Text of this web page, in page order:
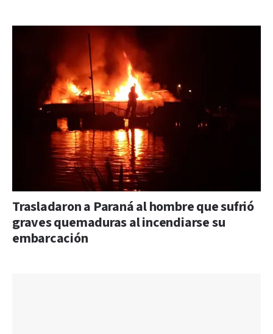
Trasladaron a Paraná al hombre que sufrió
graves quemaduras al incendiarse su
embarcación